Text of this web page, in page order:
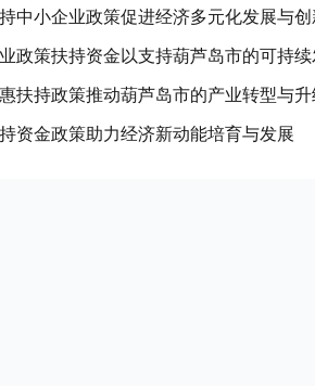
中小企业政策促进经济多元化发展与
政策扶持资金以支持葫芦岛市的可持
扶持政策推动葫芦岛市的产业转型与
资金政策助力经济新动能培育与发展